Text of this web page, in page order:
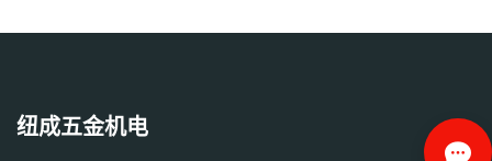
纽成五金机电